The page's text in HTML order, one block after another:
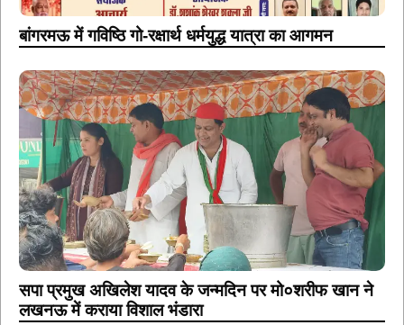
बांगरमऊ में गविष्ठि गो-रक्षार्थ धर्मयुद्ध यात्रा का आगमन
सपा प्रमुख अखिलेश यादव के जन्मदिन पर मो०शरीफ खान ने
लखनऊ में कराया विशाल भंडारा